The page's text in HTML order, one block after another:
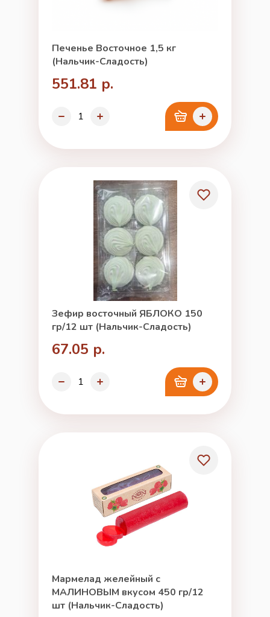
Печенье Восточное 1,5 кг
(Нальчик-Сладость)
551.81 р.
Зефир восточный ЯБЛОКО 150
гр/12 шт (Нальчик-Сладость)
67.05 р.
Мармелад желейный с
МАЛИНОВЫМ вкусом 450 гр/12
шт (Нальчик-Сладость)